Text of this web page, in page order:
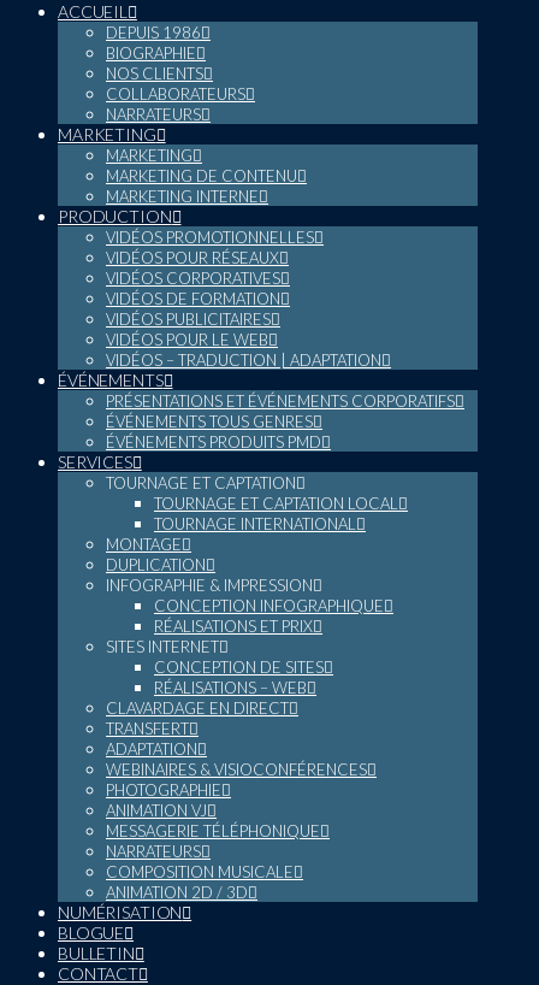
ACCUEIL
DEPUIS 1986
BIOGRAPHIE
NOS CLIENTS
COLLABORATEURS
NARRATEURS
MARKETING
MARKETING
MARKETING DE CONTENU
MARKETING INTERNE
PRODUCTION
VIDÉOS PROMOTIONNELLES
VIDÉOS POUR RÉSEAUX
VIDÉOS CORPORATIVES
VIDÉOS DE FORMATION
VIDÉOS PUBLICITAIRES
VIDÉOS POUR LE WEB
VIDÉOS – TRADUCTION | ADAPTATION
ÉVÉNEMENTS
PRÉSENTATIONS ET ÉVÉNEMENTS CORPORATIFS
ÉVÉNEMENTS TOUS GENRES
ÉVÉNEMENTS PRODUITS PMD
SERVICES
TOURNAGE ET CAPTATION
TOURNAGE ET CAPTATION LOCAL
TOURNAGE INTERNATIONAL
MONTAGE
DUPLICATION
INFOGRAPHIE & IMPRESSION
CONCEPTION INFOGRAPHIQUE
RÉALISATIONS ET PRIX
SITES INTERNET
CONCEPTION DE SITES
RÉALISATIONS – WEB
CLAVARDAGE EN DIRECT
TRANSFERT
ADAPTATION
WEBINAIRES & VISIOCONFÉRENCES
PHOTOGRAPHIE
ANIMATION VJ
MESSAGERIE TÉLÉPHONIQUE
NARRATEURS
COMPOSITION MUSICALE
ANIMATION 2D / 3D
NUMÉRISATION
BLOGUE
BULLETIN
CONTACT